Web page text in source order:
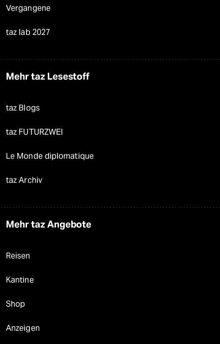
Vergangene
taz lab 2027
Mehr taz Lesestoff
taz Blogs
taz FUTURZWEI
Le Monde diplomatique
taz Archiv
Mehr taz Angebote
Reisen
Kantine
Shop
Anzeigen